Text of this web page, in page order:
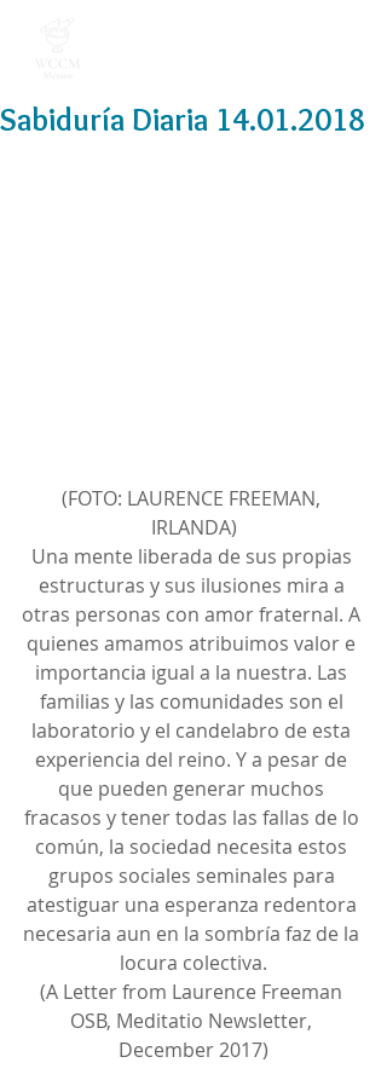
Sabiduría Diaria 14.01.2018
(FOTO: LAURENCE FREEMAN,
IRLANDA)
Una mente liberada de sus propias
estructuras y sus ilusiones mira a
otras personas con amor fraternal. A
quienes amamos atribuimos valor e
importancia igual a la nuestra. Las
familias y las comunidades son el
laboratorio y el candelabro de esta
experiencia del reino. Y a pesar de
que pueden generar muchos
fracasos y tener todas las fallas de lo
común, la sociedad necesita estos
grupos sociales seminales para
atestiguar una esperanza redentora
necesaria aun en la sombría faz de la
locura colectiva.
(A Letter from Laurence Freeman
OSB, Meditatio Newsletter,
December 2017)